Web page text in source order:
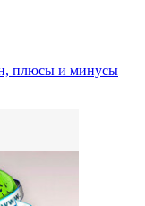
плюсы и минусы